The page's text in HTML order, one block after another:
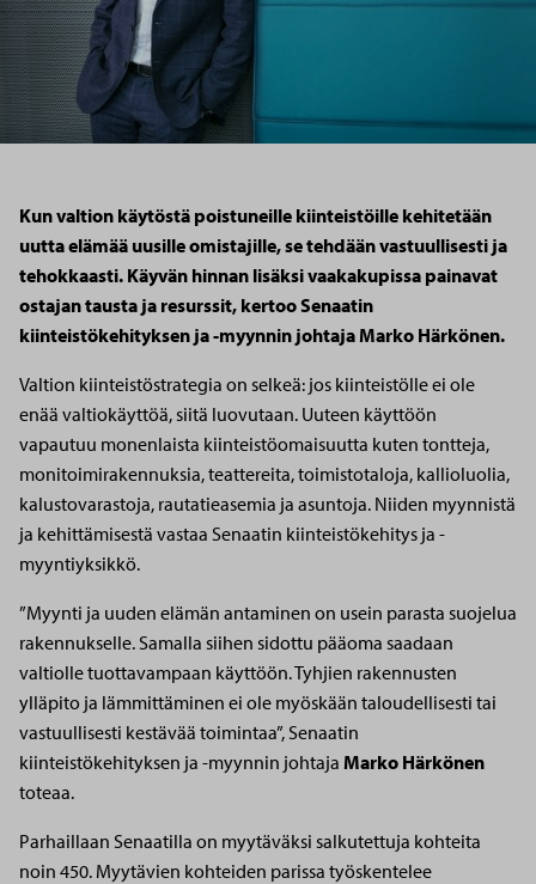
Kun valtion käytöstä poistuneille kiinteistöille kehitetään
uutta elämää uusille omistajille, se tehdään vastuullisesti ja
tehokkaasti. Käyvän hinnan lisäksi vaakakupissa painavat
ostajan tausta ja resurssit, kertoo Senaatin
kiinteistökehityksen ja -myynnin johtaja Marko Härkönen.
Valtion kiinteistöstrategia on selkeä: jos kiinteistölle ei ole
enää valtiokäyttöä, siitä luovutaan. Uuteen käyttöön
vapautuu monenlaista kiinteistöomaisuutta kuten tontteja,
monitoimirakennuksia, teattereita, toimistotaloja, kallioluolia,
kalustovarastoja, rautatieasemia ja asuntoja. Niiden myynnistä
ja kehittämisestä vastaa Senaatin kiinteistökehitys ja -
myyntiyksikkö.
”Myynti ja uuden elämän antaminen on usein parasta suojelua
rakennukselle. Samalla siihen sidottu pääoma saadaan
valtiolle tuottavampaan käyttöön. Tyhjien rakennusten
ylläpito ja lämmittäminen ei ole myöskään taloudellisesti tai
vastuullisesti kestävää toimintaa”, Senaatin
kiinteistökehityksen ja -myynnin johtaja Marko Härkönen
toteaa.
Parhaillaan Senaatilla on myytäväksi salkutettuja kohteita
noin 450. Myytävien kohteiden parissa työskentelee